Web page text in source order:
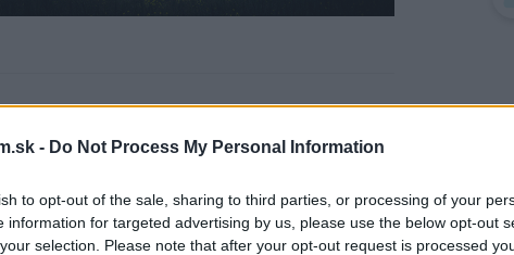
- Do Not Process My Personal Information
to opt-out of the sale, sharing to third parties, or processing of your
information for targeted advertising by us, please use the below opt-out
selection. Please note that after your opt-out request is processed